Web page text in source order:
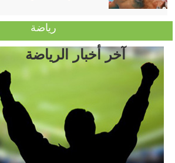
رياضة
آخر أخبار الرياضة